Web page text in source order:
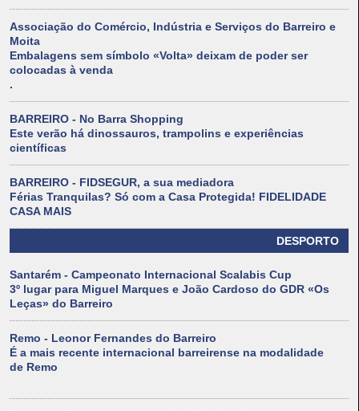
Associação do Comércio, Indústria e Serviços do Barreiro e
Moita
Embalagens sem símbolo «Volta» deixam de poder ser
colocadas à venda
.
BARREIRO - No Barra Shopping
Este verão há dinossauros, trampolins e experiências
científicas
BARREIRO - FIDSEGUR, a sua mediadora
Férias Tranquilas? Só com a Casa Protegida! FIDELIDADE
CASA MAIS
DESPORTO
Santarém - Campeonato Internacional Scalabis Cup
3º lugar para Miguel Marques e João Cardoso do GDR «Os
Leças» do Barreiro
Remo - Leonor Fernandes do Barreiro
É a mais recente internacional barreirense na modalidade
de Remo